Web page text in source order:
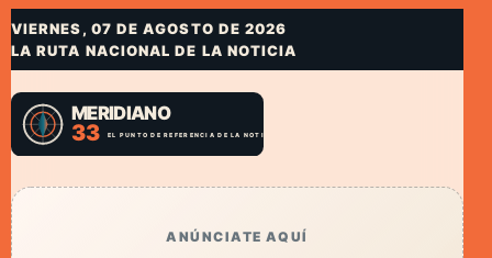
VIERNES, 07 DE AGOSTO DE 2026
LA RUTA NACIONAL DE LA NOTICIA
ANÚNCIATE AQUÍ